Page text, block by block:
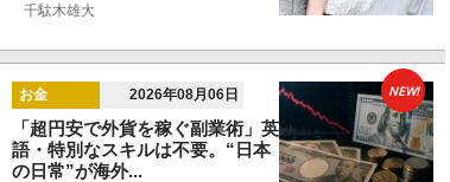
千駄木雄大
お金 2026年08月06日
「超円安で外貨を稼ぐ副業術」英
語・特別なスキルは不要。“日本
の日常”が海外...
NEW!